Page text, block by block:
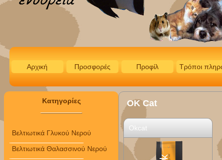
Αρχική Προσφορές Προφίλ Τρόποι
Κατηγορίες
Βελτιωτικά Γλυκού Νερού
Βελτιωτικά Θαλασσινού Νερού
OK Cat
Okcat